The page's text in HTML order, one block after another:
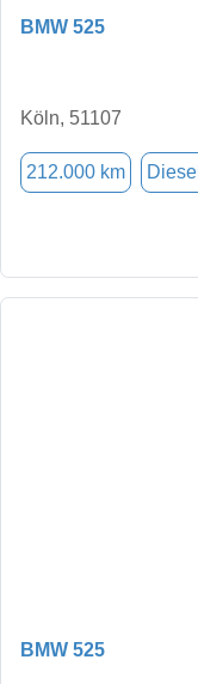
BMW 525
Köln, 51107
212.000 km Diesel
BMW 525